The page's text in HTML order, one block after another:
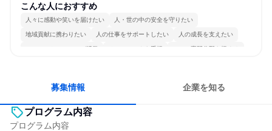
こんな人におすすめ
人々に感動や笑いを届けたい 人・世の中の安全を守りたい
地域貢献に携わりたい 人の仕事をサポートしたい 人の成長を支えたい
コミュニケーションが活発 チームワークを重視 一つの専門分野を極める
募集情報 企業を知る
プログラム内容
プログラム内容